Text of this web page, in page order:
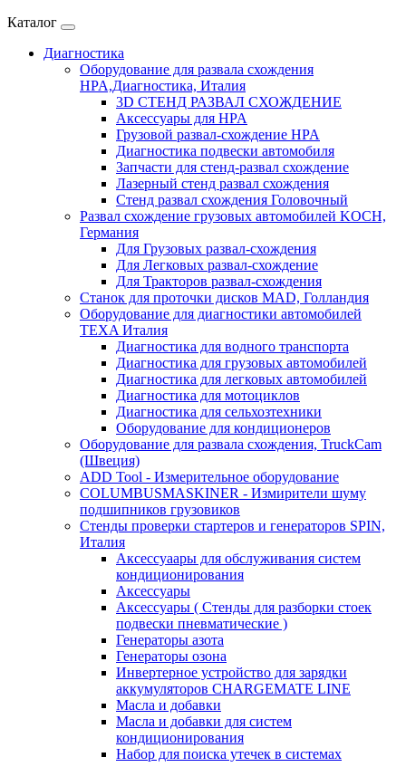
Каталог
Диагностика
Оборудование для развала схождения
HPA,Диагностика, Италия
3D СТЕНД РАЗВАЛ СХОЖДЕНИЕ
Аксессуары для HPA
Грузовой развал-схождение HPA
Диагностика подвески автомобиля
Запчасти для стенд-развал схождение
Лазерный стенд развал схождения
Стенд развал схождения Головочный
Развал схождение грузовых автомобилей KOCH,
Германия
Для Грузовых развал-схождения
Для Легковых развал-схождение
Для Тракторов развал-схождения
Станок для проточки дисков MAD, Голландия
Оборудование для диагностики автомобилей
TEXA Италия
Диагностика для водного транспорта
Диагностика для грузовых автомобилей
Диагностика для легковых автомобилей
Диагностика для мотоциклов
Диагностика для сельхозтехники
Оборудование для кондиционеров
Оборудование для развала схождения, TruckCam
(Швеция)
ADD Tool - Измерительное оборудование
COLUMBUSMASKINER - Измирители шуму
подшипников грузовиков
Стенды проверки стартеров и генераторов SPIN,
Италия
Аксессуаары для обслуживания систем
кондиционирования
Аксессуары
Аксессуары ( Стенды для разборки стоек
подвески пневматические )
Генераторы азота
Генераторы озона
Инвертерное устройство для зарядки
аккумуляторов CHARGEMATE LINE
Масла и добавки
Масла и добавки для систем
кондиционирования
Набор для поиска утечек в системах